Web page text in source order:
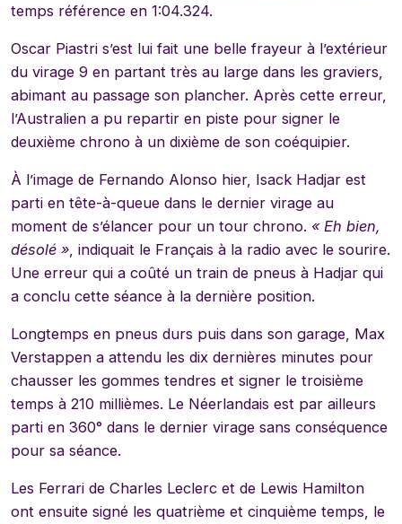
temps référence en 1:04.324.
Oscar Piastri s’est lui fait une belle frayeur à l’extérieur
du virage 9 en partant très au large dans les graviers,
abimant au passage son plancher. Après cette erreur,
l’Australien a pu repartir en piste pour signer le
deuxième chrono à un dixième de son coéquipier.
À l’image de Fernando Alonso hier, Isack Hadjar est
parti en tête-à-queue dans le dernier virage au
moment de s’élancer pour un tour chrono. « Eh bien,
désolé » , indiquait le Français à la radio avec le sourire.
Une erreur qui a coûté un train de pneus à Hadjar qui
a conclu cette séance à la dernière position.
Longtemps en pneus durs puis dans son garage, Max
Verstappen a attendu les dix dernières minutes pour
chausser les gommes tendres et signer le troisième
temps à 210 millièmes. Le Néerlandais est par ailleurs
parti en 360° dans le dernier virage sans conséquence
pour sa séance.
Les Ferrari de Charles Leclerc et de Lewis Hamilton
ont ensuite signé les quatrième et cinquième temps, le